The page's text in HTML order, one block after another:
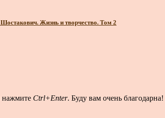
Жизнь и творчество. Том 2
нажмите Ctrl+Enter. Буду вам очень благодарна!